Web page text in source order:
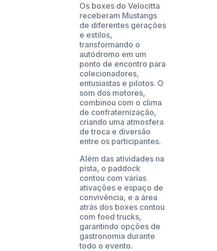
Os boxes do Velocitta
receberam Mustangs
de diferentes gerações
e estilos,
transformando o
autódromo em um
ponto de encontro para
colecionadores,
entusiastas e pilotos. O
som dos motores,
combinou com o clima
de confraternização,
criando uma atmosfera
de troca e diversão
entre os participantes.
Além das atividades na
pista, o paddock
contou com várias
ativações e espaço de
convivência, e a área
atrás dos boxes contou
com food trucks,
garantindo opções de
gastronomia durante
todo o evento.